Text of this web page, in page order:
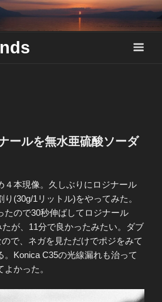
ールを無水亜硫酸ソーダ
本現像。久しぶりにロジナール
(30g/1リットル)をやってみた。
たので30秒伸ばしてロジナール
が、11分で良かったみたい。ダブ
で、ネガを見ただけでポジをみて
。Konica C35の光線漏れも治って
かった。